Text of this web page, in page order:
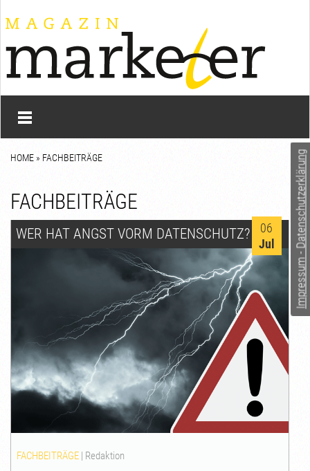
Impressum - Datenschutzerklärung
HOME » FACHBEITRÄGE
FACHBEITRÄGE
WER HAT ANGST VORM DATENSCHUTZ?
06
Jul
FACHBEITRÄGE | Redaktion